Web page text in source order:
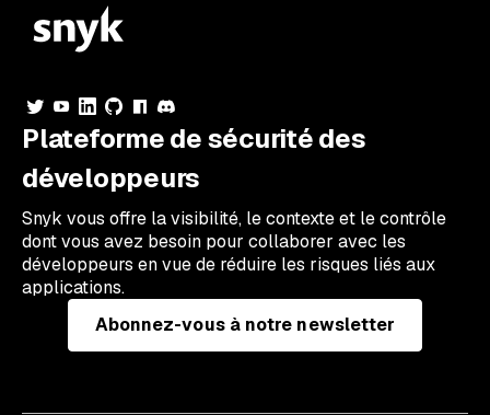
Plateforme de sécurité des
développeurs
Snyk vous offre la visibilité, le contexte et le contrôle
dont vous avez besoin pour collaborer avec les
développeurs en vue de réduire les risques liés aux
applications.
Abonnez-vous à notre newsletter